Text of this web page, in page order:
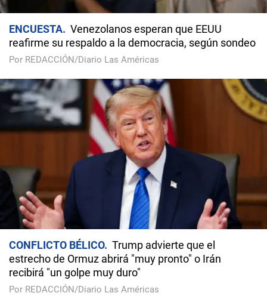
ENCUESTA
Venezolanos esperan que EEUU
reafirme su respaldo a la democracia, según sondeo
Por REDACCIÓN/Diario Las Américas
CONFLICTO BÉLICO
Trump advierte que el
estrecho de Ormuz abrirá "muy pronto" o Irán
recibirá "un golpe muy duro"
Por REDACCIÓN/Diario Las Américas